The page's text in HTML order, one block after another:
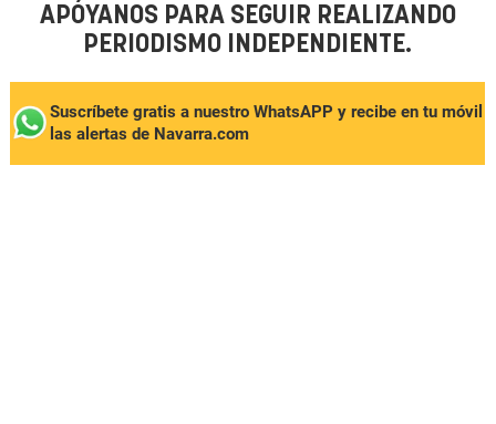
APÓYANOS PARA SEGUIR REALIZANDO
PERIODISMO INDEPENDIENTE.
Suscríbete gratis a nuestro WhatsAPP y recibe en tu móvil
las alertas de Navarra.com